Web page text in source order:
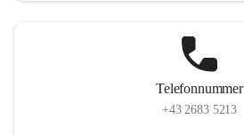
Telefonnummer
+43 2683 5213